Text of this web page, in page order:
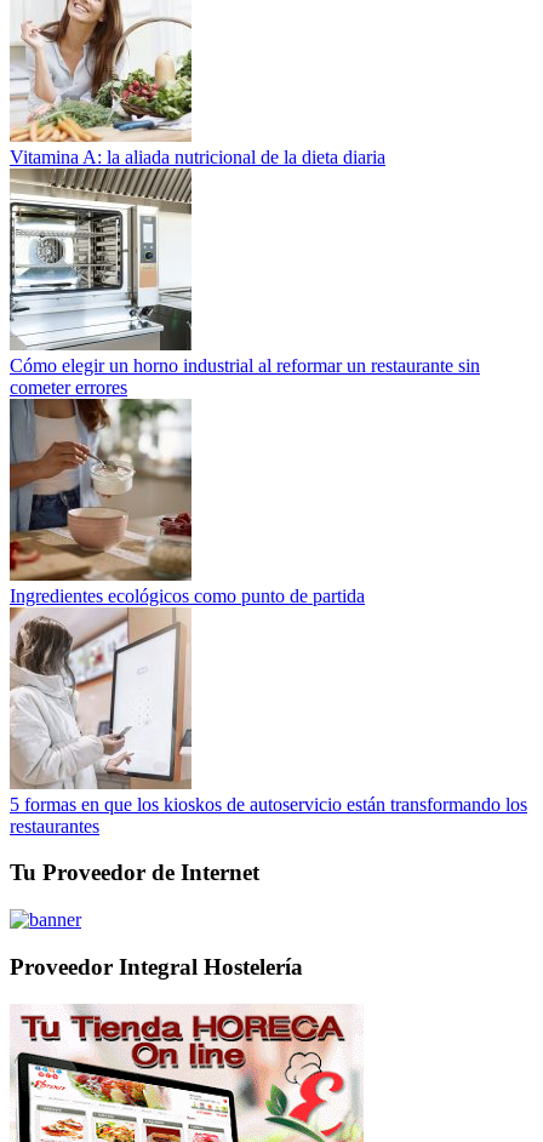
Vitamina A: la aliada nutricional de la dieta diaria
Cómo elegir un horno industrial al reformar un restaurante sin
cometer errores
Ingredientes ecológicos como punto de partida
5 formas en que los kioskos de autoservicio están transformando los
restaurantes
Tu Proveedor de Internet
Proveedor Integral Hostelería